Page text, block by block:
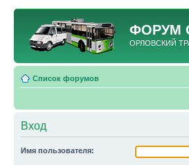
ФОРУМ
ОРЛОВСКИЙ
Список форумов
Вход
Имя пользователя: